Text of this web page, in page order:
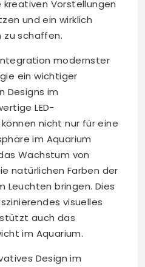
Vorstellungen
und ein wirklich
zu schaffen.
modernster
ein wichtiger
Designs im
LED-
nicht nur für eine
im Aquarium
Wachstum von
natürlichen Farben der
Leuchten bringen. Dies
visuelles
auch das
im Aquarium.
Design im